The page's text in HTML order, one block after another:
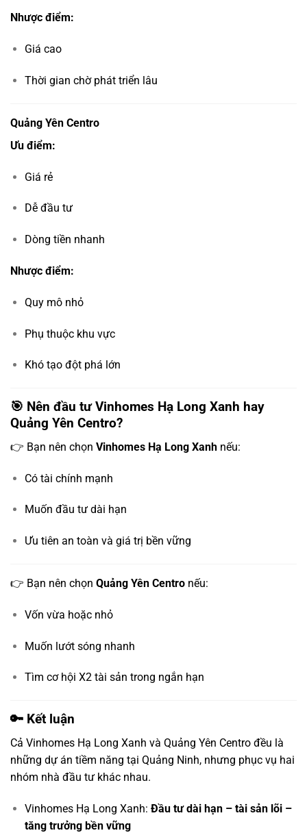
Nhược điểm:
Giá cao
Thời gian chờ phát triển lâu
Quảng Yên Centro
Ưu điểm:
Giá rẻ
Dễ đầu tư
Dòng tiền nhanh
Nhược điểm:
Quy mô nhỏ
Phụ thuộc khu vực
Khó tạo đột phá lớn
🎯 Nên đầu tư Vinhomes Hạ Long Xanh hay
Quảng Yên Centro?
👉 Bạn nên chọn Vinhomes Hạ Long Xanh nếu:
Có tài chính mạnh
Muốn đầu tư dài hạn
Ưu tiên an toàn và giá trị bền vững
👉 Bạn nên chọn Quảng Yên Centro nếu:
Vốn vừa hoặc nhỏ
Muốn lướt sóng nhanh
Tìm cơ hội X2 tài sản trong ngắn hạn
🔑 Kết luận
Cả Vinhomes Hạ Long Xanh và Quảng Yên Centro đều là
những dự án tiềm năng tại Quảng Ninh, nhưng phục vụ hai
nhóm nhà đầu tư khác nhau.
Vinhomes Hạ Long Xanh: Đầu tư dài hạn – tài sản lõi –
tăng trưởng bền vững